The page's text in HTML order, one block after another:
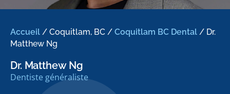
Accueil / Coquitlam, BC / Coquitlam BC Dental / Dr.
Matthew Ng
Dr. Matthew Ng
Dentiste généraliste